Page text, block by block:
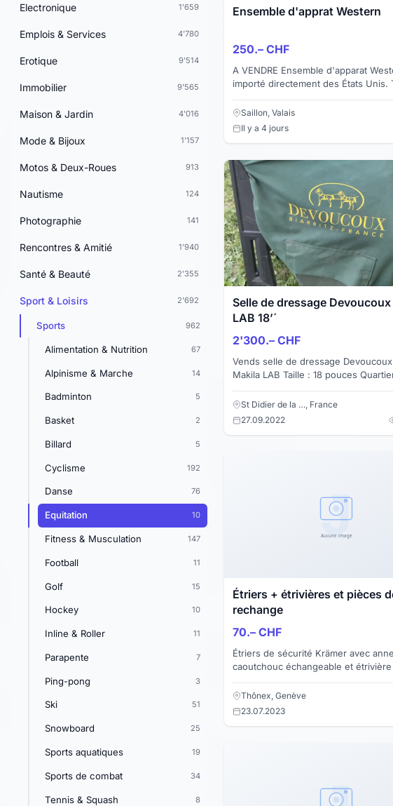
Electronique 1'659
Emplois & Services 4'780
Erotique 9'514
Immobilier 9'565
Maison & Jardin 4'016
Mode & Bijoux 1'157
Motos & Deux-Roues 913
Nautisme 124
Photographie 141
Rencontres & Amitié 1'940
Santé & Beauté 2'355
Sport & Loisirs 2'692
Sports 962
Alimentation & Nutrition 67
Alpinisme & Marche 14
Badminton 5
Basket 2
Billard 5
Cyclisme 192
Danse 76
Equitation 10
Fitness & Musculation 147
Football 11
Golf 15
Hockey 10
Inline & Roller 11
Parapente 7
Ping-pong 3
Ski 51
Snowboard 25
Sports aquatiques 19
Sports de combat 34
Tennis & Squash 8
Ensemble d'apprat Western
250.– CHF
A VENDRE Ensemble d'apparat
importé directement des États Unis.
vert bouteille. Avec f...
Saillon, Valais
Il y a 4 jours
Selle de dressage
LAB 18’´
2'300.– CHF
Vends selle de dressage Devoucoux Modèle :
Makila LAB Taille : 18 pouces
standard ...
St Didier de la …, France
27.09.2022
Étriers + étrivières et pièces
rechange
70.– CHF
Étriers de sécurité Krämer avec
caoutchouc échangeable et
Thônex, Genève
23.07.2023